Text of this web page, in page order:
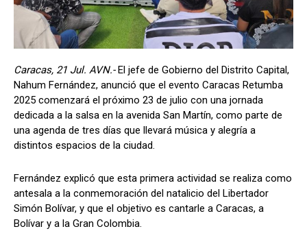
Caracas, 21 Jul. AVN.-El jefe de Gobierno del Distrito Capital,
Nahum Fernández, anunció que el evento Caracas Retumba
2025 comenzará el próximo 23 de julio con una jornada
dedicada a la salsa en la avenida San Martín, como parte de
una agenda de tres días que llevará música y alegría a
distintos espacios de la ciudad.
Fernández explicó que esta primera actividad se realiza como
antesala a la conmemoración del natalicio del Libertador
Simón Bolívar, y que el objetivo es cantarle a Caracas, a
Bolívar y a la Gran Colombia.